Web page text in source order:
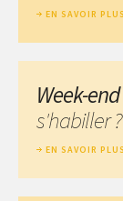
EN SAVOIR PLUS
Week-
s'habiller ?
EN SAVOIR PLUS